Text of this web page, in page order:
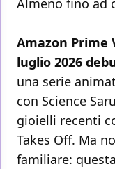
Almeno fino ad
Amazon Prime
luglio 2026
una serie
con Science
gioielli recenti
Takes Off. Ma
familiare: